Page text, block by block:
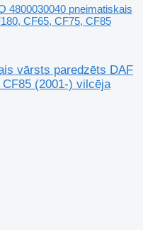
4800030040 pneimatiskais
CF65, CF75, CF85
vārsts paredzēts DAF
(2001-) vilcēja